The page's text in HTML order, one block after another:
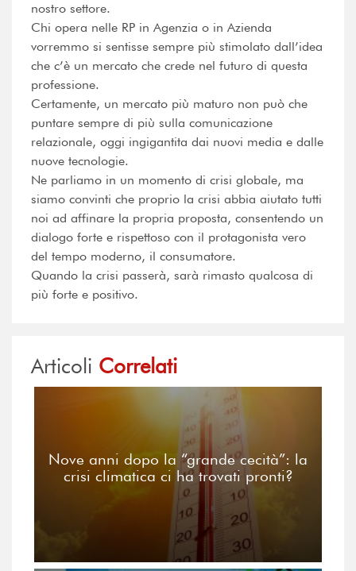
nostro settore.
Chi opera nelle RP in Agenzia o in Azienda
vorremmo si sentisse sempre più stimolato dall’idea
che c’è un mercato che crede nel futuro di questa
professione.
Certamente, un mercato più maturo non può che
puntare sempre di più sulla comunicazione
relazionale, oggi ingigantita dai nuovi media e dalle
nuove tecnologie.
Ne parliamo in un momento di crisi globale, ma
siamo convinti che proprio la crisi abbia aiutato tutti
noi ad affinare la propria proposta, consentendo un
dialogo forte e rispettoso con il protagonista vero
del tempo moderno, il consumatore.
Quando la crisi passerà, sarà rimasto qualcosa di
più forte e positivo.
Articoli Correlati
Nove anni dopo la “grande cecità”: la
crisi climatica ci ha trovati pronti?